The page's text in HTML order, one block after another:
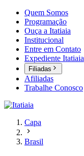
Quem Somos
Programação
Ouça a Itatiaia
Institucional
Entre em Contato
Expediente Itatiaia
Filiadas
Afiliadas
Trabalhe Conosco
Capa
Brasil